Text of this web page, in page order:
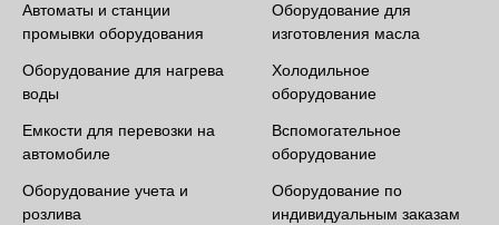
Автоматы и станции
промывки оборудования
Оборудование для нагрева
воды
Емкости для перевозки на
автомобиле
Оборудование учета и
розлива
Оборудование для
изготовления масла
Холодильное
оборудование
Вспомогательное
оборудование
Оборудование по
индивидуальным заказам